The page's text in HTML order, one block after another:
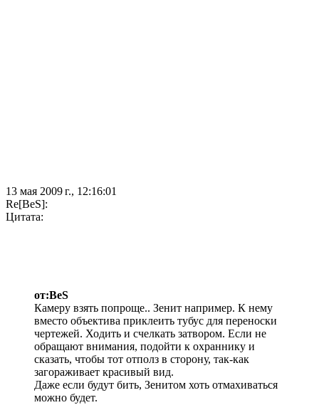
13 мая 2009 г., 12:16:01
Re[BeS]:
Цитата:
от:BeS
Камеру взять попроще.. Зенит например. К нему
вместо объектива приклеить тубус для переноски
чертежей. Ходить и счелкать затвором. Если не
обращают внимания, подойти к охраннику и
сказать, чтобы тот отполз в сторону, так-как
загораживает красивый вид.
Даже если будут бить, Зенитом хоть отмахиваться
можно будет.